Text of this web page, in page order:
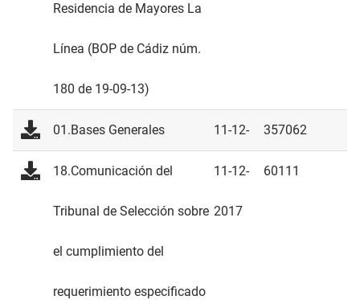
Residencia de Mayores La
Línea (BOP de Cádiz núm.
180 de 19-09-13)
01.Bases Generales 11-12-
2017
357062
18.Comunicación del
Tribunal de Selección sobre
el cumplimiento del
requerimiento especificado
11-12-
2017
60111